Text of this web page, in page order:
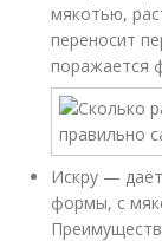
мякотью,
переносит
поражается
Искру —
формы, с